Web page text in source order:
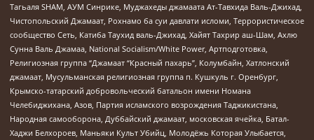
Тагьаля SHAM, АУМ Синрике, Муджахеды джамаата Ат-Тавхида Валь-Джихад,
Чистопольский Джамаат, Рохнамо ба суи давлати исломи, Террористическое
сообщество Сеть, Катиба Таухид валь-Джихад, Хайят Тахрир аш-Шам, Ахлю
Сунна Валь Джамаа, National Socialism/White Power, Артподготовка,
Религиозная группа “Джамаат “Красный пахарь”, Колумбайн, Хатлонский
джамаат, Мусульманская религиозная группа п. Кушкуль г. Оренбург,
Крымско-татарский добровольческий батальон имени Номана
Челебиджихана, Азов, Партия исламского возрождения Таджикистана,
Народная самооборона, Дуббайский джамаат, московская ячейка, Батал-
Хаджи Белхороев, Маньяки Культ Убийц, Молодёжь Которая Улыбается,